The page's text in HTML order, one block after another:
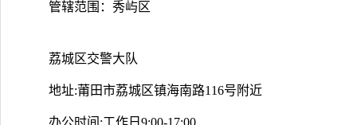
管辖范围：秀屿区
荔城区交警大队
地址:莆田市荔城区镇海南路116号附近
办公时间:工作日9:00-17:00